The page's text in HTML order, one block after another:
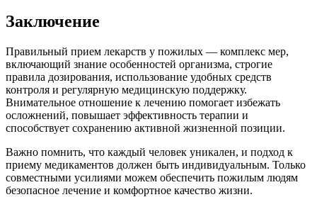
Заключение
Правильный прием лекарств у пожилых — комплекс мер,
включающий знание особенностей организма, строгие
правила дозирования, использование удобных средств
контроля и регулярную медицинскую поддержку.
Внимательное отношение к лечению помогает избежать
осложнений, повышает эффективность терапии и
способствует сохранению активной жизненной позиции.
Важно помнить, что каждый человек уникален, и подход к
приему медикаментов должен быть индивидуальным. Только
совместными усилиями можем обеспечить пожилым людям
безопасное лечение и комфортное качество жизни.